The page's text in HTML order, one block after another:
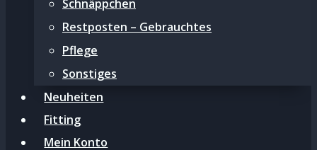
Schnäppchen
Restposten – Gebrauchtes
Pflege
Sonstiges
Neuheiten
Fitting
Mein Konto